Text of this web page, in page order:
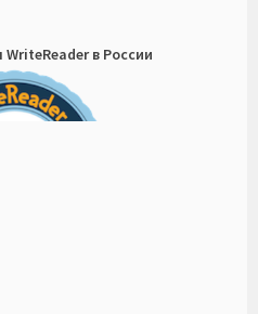
в России